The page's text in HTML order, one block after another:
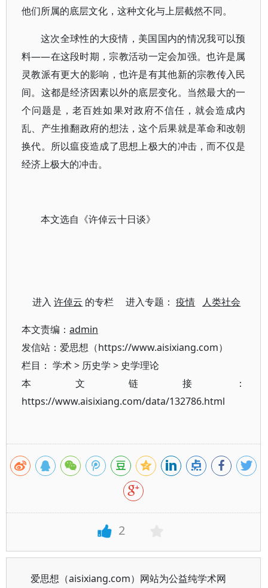
他们所属的底层文化，这种文化与上层截然不同。
这次全球性的大疫情，美国国内的情况我可以预
料——在这段时期，宗教活动一定会加强。也许是属
灵教派有更大的影响，也许是有其他新的宗教传入民
间。这都是经济因素以外的底层变化。当然最大的一
个问题是，老百姓如果对政府不信任，就会造成内
乱、产生推翻政府的想法，这个后果就是革命和改朝
换代。所以瘟疫造成了思想上极大的冲击，而不仅是
经济上极大的冲击。
本文选自《许倬云十日谈》
进入许倬云 的专栏 进入专题：疫情 人类社会
本文责编： admin
发信站：爱思想（https://www.aisixiang.com）
栏目： 学术> 历史学 > 史学理论
本文链接：
https://www.aisixiang.com/data/132786.html
2
爱思想（aisixiang.com）网站为公益纯学术网